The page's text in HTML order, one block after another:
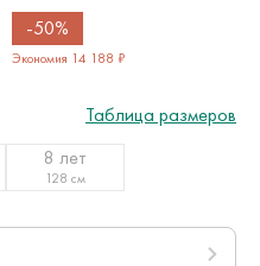
-50%
Экономия 14 188 ₽
Таблица размеров
8 лет
128 см